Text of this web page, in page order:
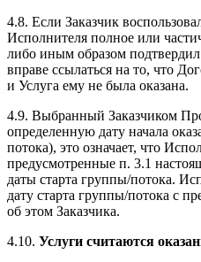
4.8. Если Заказчик
Исполнителя полное или
либо иным образом
вправе ссылаться на то, что
и Услуга ему не была оказана.
4.9. Выбранный Заказчиком
определенную дату начала
потока), это означает, что
предусмотренные п. 3.1
даты старта группы/потока.
дату старта группы/потока с
об этом Заказчика.
4.10. Услуги считаются